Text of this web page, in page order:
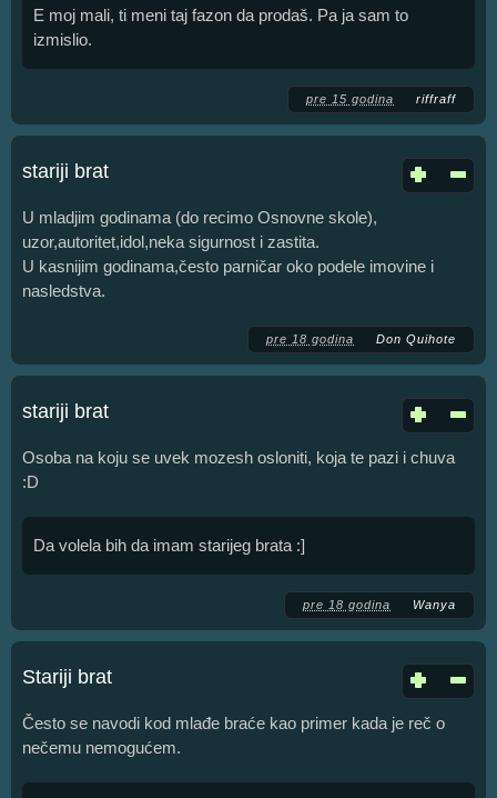
E moj mali, ti meni taj fazon da prodaš. Pa ja sam to
izmislio.
pre 15 godina riffraff
stariji brat
U mladjim godinama (do recimo Osnovne skole),
uzor,autoritet,idol,neka sigurnost i zastita.
U kasnijim godinama,često parničar oko podele imovine i
nasledstva.
pre 18 godina Don Quihote
stariji brat
Osoba na koju se uvek mozesh osloniti, koja te pazi i chuva
:D
Da volela bih da imam starijeg brata :]
pre 18 godina Wanya
Stariji brat
Često se navodi kod mlađe braće kao primer kada je reč o
nečemu nemogućem.